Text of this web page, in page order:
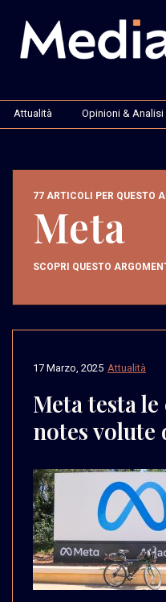
Attualità Opinioni & Analisi
77 ARTICOLI PER QUESTO
Meta
SCOPRI QUESTO
Attualità
17 Marzo, 2025
Meta testa
notes volute